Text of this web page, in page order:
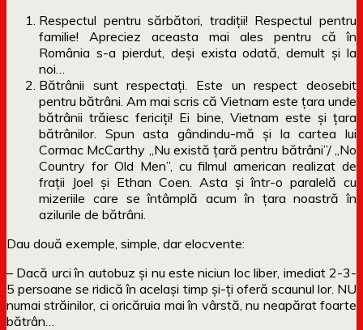
Respectul pentru sărbători, tradiții! Respectul pentru
familie! Apreciez aceasta mai ales pentru că în
România s-a pierdut, deși exista odată, demult și la
noi…
Bătrânii sunt respectați. Este un respect deosebit
pentru bătrâni. Am mai scris că Vietnam este țara unde
bătrânii trăiesc fericiți! Ei bine, Vietnam este și țara
bătrânilor. Spun asta gândindu-mă și la cartea lui
Cormac McCarthy „Nu există țară pentru bătrâni”/ „No
Country for Old Men”, cu filmul american realizat de
frații Joel și Ethan Coen. Asta și într-o paralelă cu
mizeriile care se întâmplă acum în țara noastră în
azilurile de bătrâni.
Dau două exemple, simple, dar elocvente:
– Dacă urci în autobuz și nu este niciun loc liber, imediat 2-3-
5 persoane se ridică în același timp și-ți oferă scaunul lor. NU
numai străinilor, ci oricăruia mai în vârstă, nu neapărat foarte
bătrân…